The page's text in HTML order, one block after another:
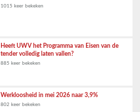
1015 keer bekeken
Heeft UWV het Programma van Eisen van de
tender volledig laten vallen?
885 keer bekeken
Werkloosheid in mei 2026 naar 3,9%
802 keer bekeken